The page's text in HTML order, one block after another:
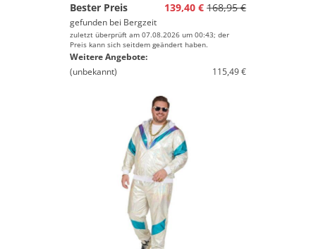
Bester Preis
139,40 € 168,95 €
gefunden bei Bergzeit
zuletzt überprüft am 07.08.2026 um 00:43; der
Preis kann sich seitdem geändert haben.
Weitere Angebote:
(unbekannt)
115,49 €